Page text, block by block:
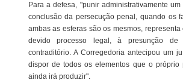
Para a defesa, "punir administrativamente
conclusão da persecução penal, quando os
ambas as esferas são os mesmos,
devido processo legal, à presunção
contraditório. A Corregedoria antecipou um
dispor de todos os elementos que o próprio
ainda irá produzir".